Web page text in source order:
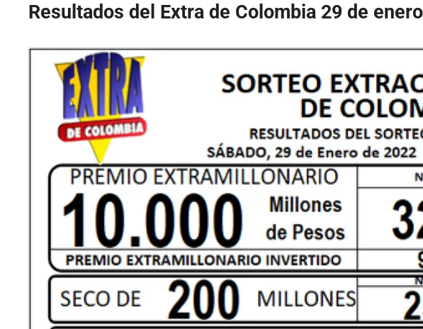
Resultados del Extra de Colombia 29 de